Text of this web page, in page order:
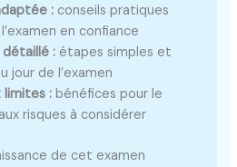
: conseils pratiques
en confiance
: étapes simples et
jour de l’examen
limites : bénéfices pour le
risques à considérer
de cet examen